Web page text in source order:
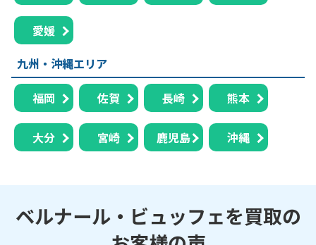
愛媛
九州・沖縄エリア
福岡 佐賀 長崎 熊本
大分 宮崎 鹿児島 沖縄
ベルナール・ビュッフェを買取の